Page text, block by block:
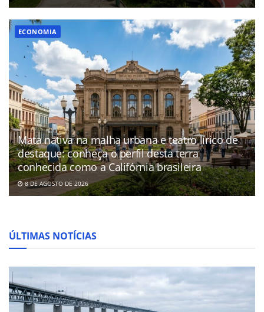
ECONOMIA
Mata nativa na malha urbana e teatro lírico de
destaque: conheça o perfil desta terra
conhecida como a Califórnia brasileira
8 DE AGOSTO DE 2026
ÚLTIMAS NOTÍCIAS